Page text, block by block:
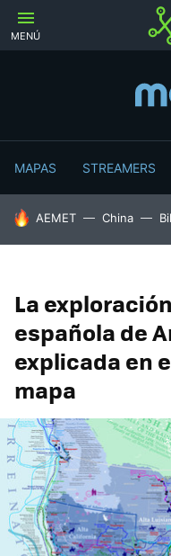
MENÚ
MAPAS STREAMERS
HOY SE HABLA DE
AEMET China
La
española de
explicada en
mapa